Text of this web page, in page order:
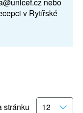
v Rytířské
stránku